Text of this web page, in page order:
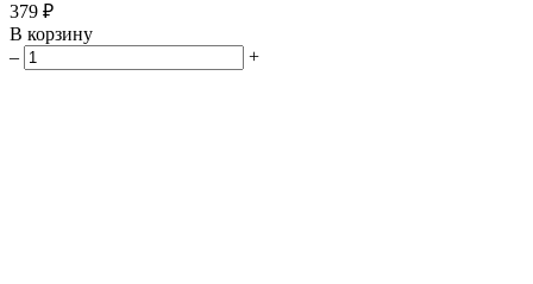
379 ₽
В корзину
–
+